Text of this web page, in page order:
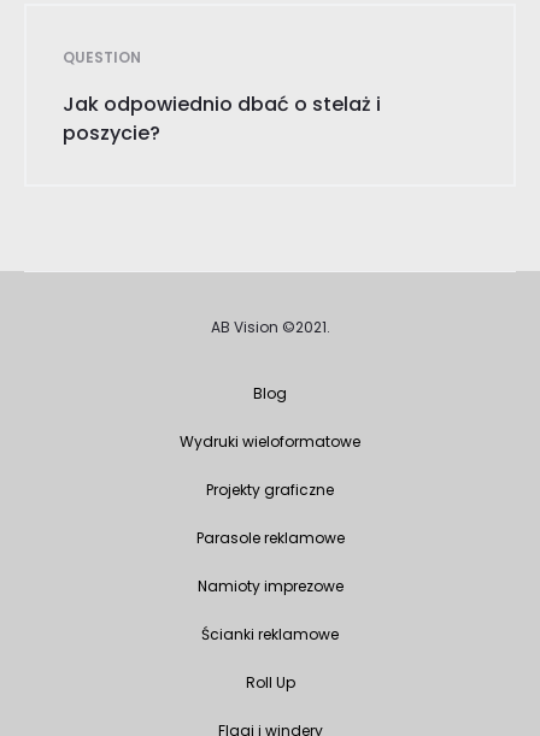
QUESTION
Jak odpowiednio dbać o stelaż i
poszycie?
AB Vision ©2021.
Blog
Wydruki wieloformatowe
Projekty graficzne
Parasole reklamowe
Namioty imprezowe
Ścianki reklamowe
Roll Up
Flagi i windery